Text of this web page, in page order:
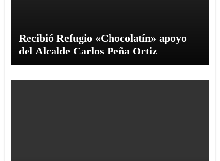
Recibió Refugio «Chocolatín» apoyo
del Alcalde Carlos Peña Ortiz